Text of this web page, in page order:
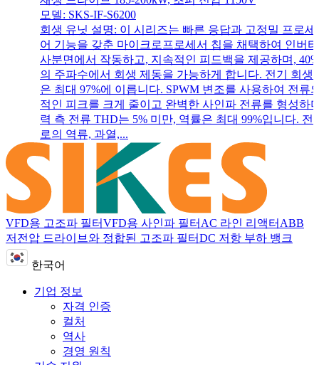
모델: SKS-IF-S6200
회생 유닛 설명: 이 시리즈는 빠른 응답과 고정밀 프로세
어 기능을 갖춘 마이크로프로세서 칩을 채택하여 인버
사분면에서 작동하고, 지속적인 피드백을 제공하며,
의 주파수에서 회생 제동을 가능하게 합니다. 전기 회생
은 최대 97%에 이릅니다. SPWM 변조를 사용하여 전류
적인 피크를 크게 줄이고 완벽한 사인파 전류를 형성하
력 측 전류 THD는 5% 미만, 역률은 최대 99%입니다. 전
로의 역류, 과열,...
VFD용 고조파 필터VFD용 사인파 필터 AC 라인 리액터 ABB
저전압 드라이브와 정합된 고조파 필터DC 저항 부하 뱅크
한국어
기업 정보
자격 인증
컬처
역사
경영 원칙